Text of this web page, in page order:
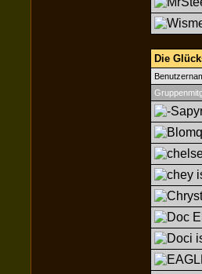
Die